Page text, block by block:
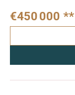
€450 000 **